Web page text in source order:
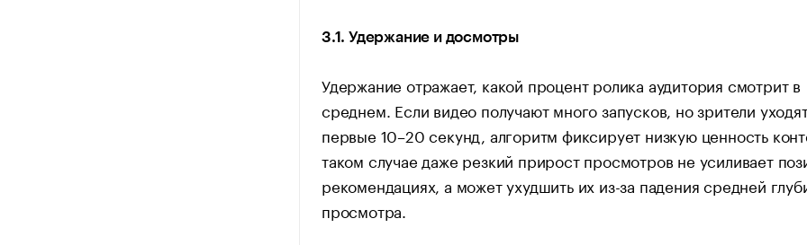
3.1. Удержание и досмотры
Удержание отражает, какой процент ролика аудитория смотрит в
среднем. Если видео получают много запусков, но зрители
первые 10–20 секунд, алгоритм фиксирует низкую ценность
таком случае даже резкий прирост просмотров не усиливает
рекомендациях, а может ухудшить их из-за падения средней
просмотра.